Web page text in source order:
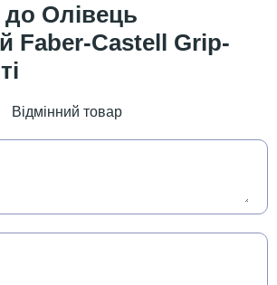
Олівець
Faber-Castell Grip-